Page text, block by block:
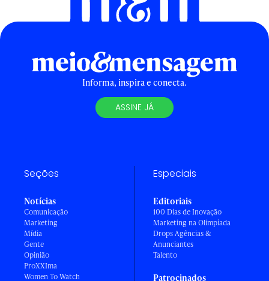
Informa, inspira e conecta.
ASSINE JÁ
Seções
Notícias
Comunicação
Marketing
Mídia
Gente
Opinião
ProXXIma
Women To Watch
Especiais
Editoriais
100 Dias de Inovação
Marketing na Olimpíada
Drops Agências &
Anunciantes
Talento
Patrocinados